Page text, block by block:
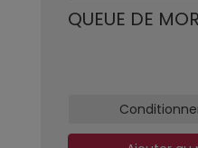
QUEUE DE